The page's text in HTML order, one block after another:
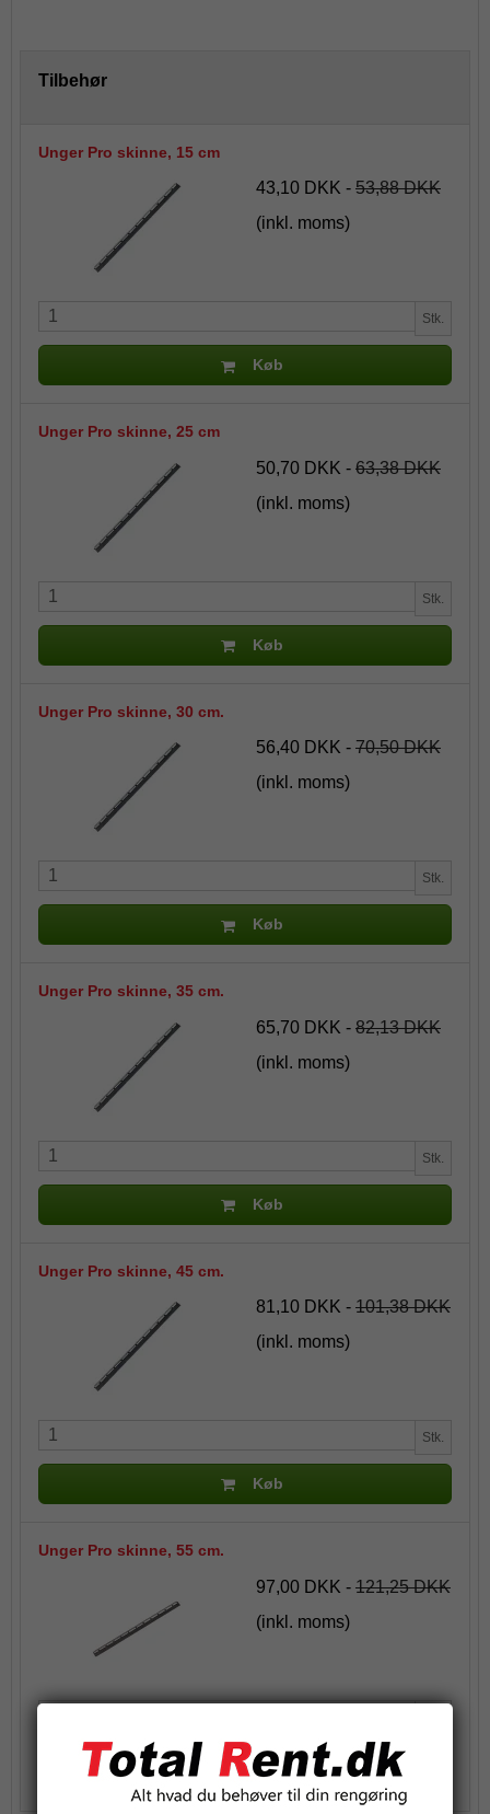
Tilbehør
Unger Pro skinne, 15 cm
43,10 DKK - 53,88 DKK
(inkl. moms)
Stk.
Køb
Unger Pro skinne, 25 cm
50,70 DKK - 63,38 DKK
(inkl. moms)
Stk.
Køb
Unger Pro skinne, 30 cm.
56,40 DKK - 70,50 DKK
(inkl. moms)
Stk.
Køb
Unger Pro skinne, 35 cm.
65,70 DKK - 82,13 DKK
(inkl. moms)
Stk.
Køb
Unger Pro skinne, 45 cm.
81,10 DKK - 101,38 DKK
(inkl. moms)
Stk.
Køb
Unger Pro skinne, 55 cm.
97,00 DKK - 121,25 DKK
(inkl. moms)
Køb